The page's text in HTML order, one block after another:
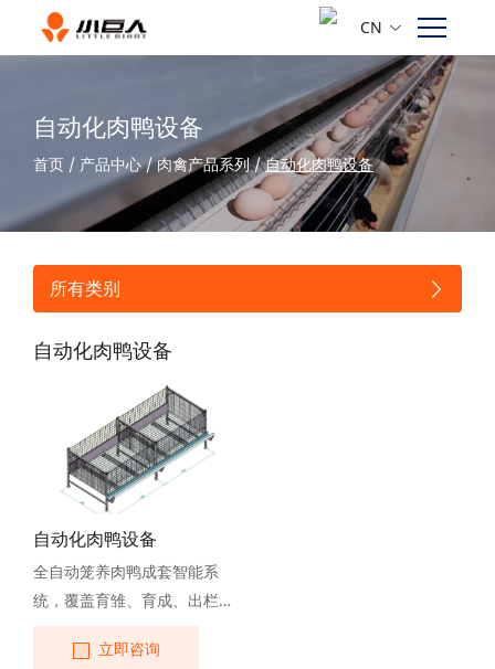
CN
自动化肉鸭设备
首页 / 产品中心 / 肉禽产品系列 / 自动化肉鸭设备
所有类别
自动化肉鸭设备
自动化肉鸭设备
全自动笼养肉鸭成套智能系
统，覆盖育雏、育成、出栏全
周期，实现饲喂、饮水、清
粪、环控、远程管理全自动
立即咨询